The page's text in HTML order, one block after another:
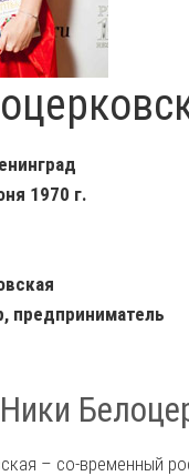
1970 г.
предприниматель
– со-временный